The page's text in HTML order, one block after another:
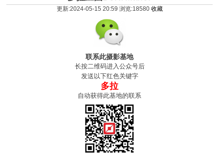
更新:2024-05-15 20:59 浏览:18580 收藏
联系此摄影基地
长按二维码进入公众号后
发送以下红色关键字
多拉
自动获得此基地的联系